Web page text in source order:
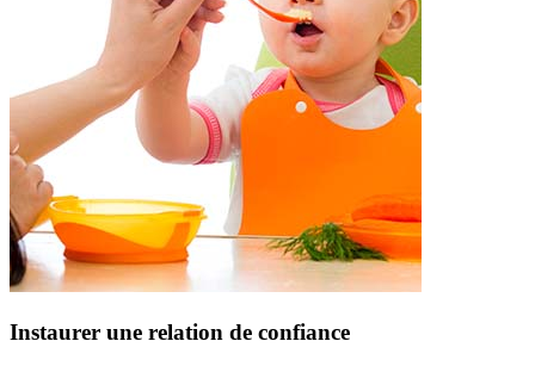
Instaurer une relation de confiance